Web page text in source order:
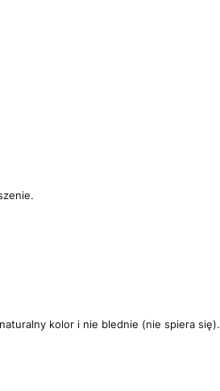
kolor i nie blednie (nie spiera się).